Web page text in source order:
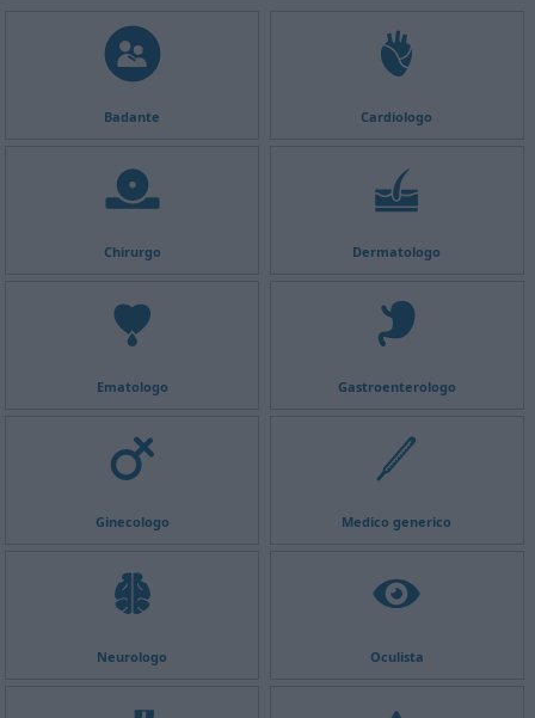
Badante Cardiologo
Chirurgo Dermatologo
Ematologo Gastroenterologo
Ginecologo Medico generico
Neurologo Oculista